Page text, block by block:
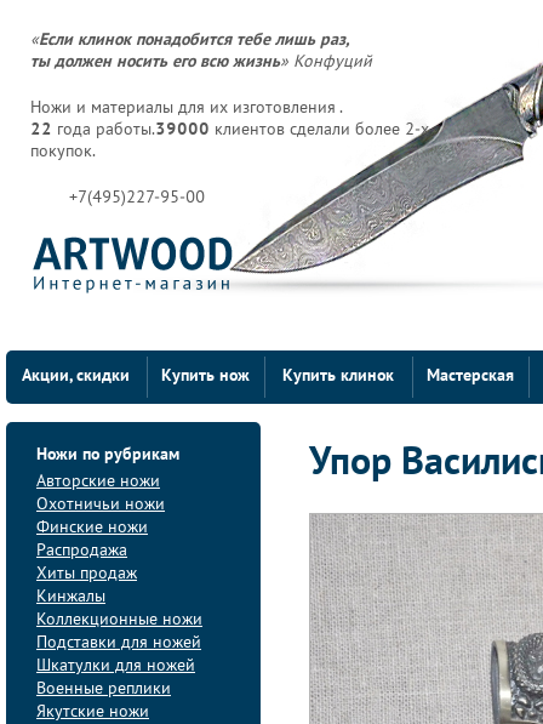
«Если клинок понадобится тебе лишь раз,
ты должен носить его всю жизнь» Конфуций
Ножи и материалы для их изготовления .
22 года работы.39000 клиентов сделали более 2-х
покупок.
+7(495)227-95-00
Акции, скидки Купить нож Купить клинок Мастерская
Ножи по рубрикам
Авторские ножи
Охотничьи ножи
Финские ножи
Распродажа
Хиты продаж
Кинжалы
Коллекционные ножи
Подставки для ножей
Шкатулки для ножей
Военные реплики
Якутские ножи
Упор